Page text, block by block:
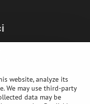
website, analyze its
We may use third-party
data may be